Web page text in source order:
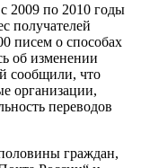
2009 по 2010 годы
получателей
писем о способах
об изменении
сообщили, что
организации,
переводов
граждан,